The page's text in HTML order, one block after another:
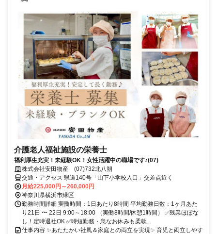
介護老人福祉施設の栄養士
福利厚生充実！未経験OK！女性活躍中の職場です♪(07)
株式会社安田物産 (07)732北八朔
交通・アクセス 県道140号「山下小学校入口」交差点近く
月給225,000円～260,000円
神奈川県横浜市緑区
勤務時間詳細 実働時間：1日あたり8時間 平均勤務日数：1ヶ月あた
り21日 〜 22日 9:00～18:00 （実働8時間/休憩1時間） ✅残業ほぼな
し！定時退社OK ✅時短勤務・急なお休みも柔軟...
仕事内容 ✨あたたかい社風＆家庭との両立を実現✨ 育児と両立しやす